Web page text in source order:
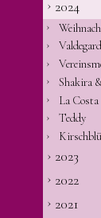
2024
Valdegard
Shakira
La Costa
Teddy
2023
2022
2021